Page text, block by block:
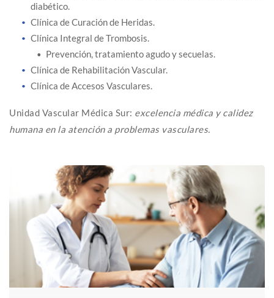
diabético.
Clínica de Curación de Heridas.
Clínica Integral de Trombosis.
Prevención, tratamiento agudo y secuelas.
Clínica de Rehabilitación Vascular.
Clínica de Accesos Vasculares.
Unidad Vascular Médica Sur: excelencia médica y calidez
humana en la atención a problemas vasculares.